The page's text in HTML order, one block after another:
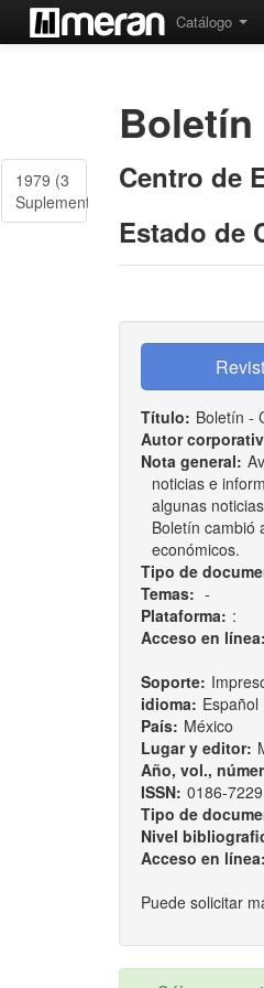
Catálogo
1979 (3
Suplemento)
Boletín
Centro de
Estado de
Título: Boletín -
Autor
Nota general:
noticias e
algunas
Boletín cambió
económicos.
Tipo de
Temas: -
Plataforma: :
Acceso en línea:
Soporte:
idioma: Español
País: México
Lugar y editor:
Año, vol.,
ISSN: 0186-7229
Tipo de
Nivel
Acceso en línea:
Puede solicitar